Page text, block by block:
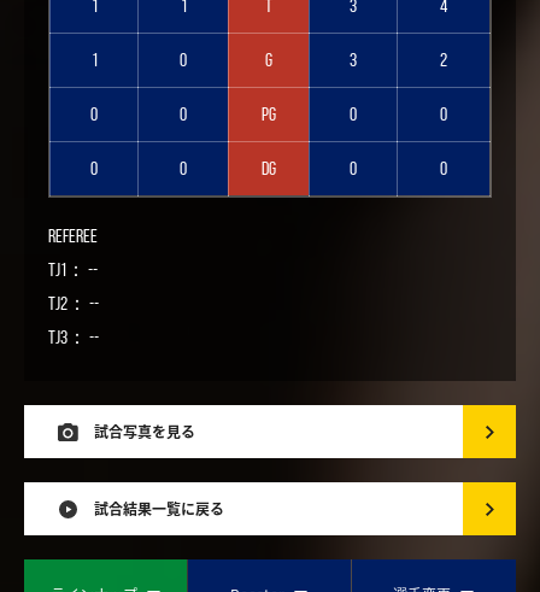
1 1 T 3 4
1 0 G 3 2
0 0 PG 0 0
0 0 DG 0 0
Referee
TJ1： --
TJ2： --
TJ3： --
試合写真を見る
試合結果一覧に戻る